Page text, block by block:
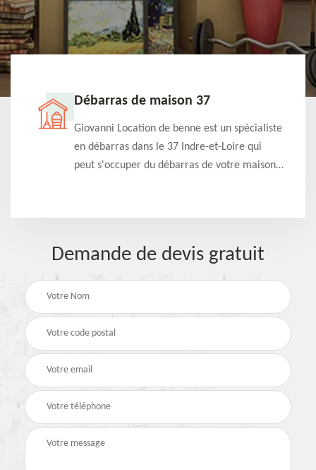
Débarras de maison 37
Giovanni Location de benne est un spécialiste
en débarras dans le 37 Indre-et-Loire qui
peut s'occuper du débarras de votre maison
Demande de devis gratuit